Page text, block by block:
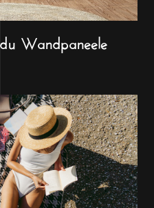
Wandpaneele